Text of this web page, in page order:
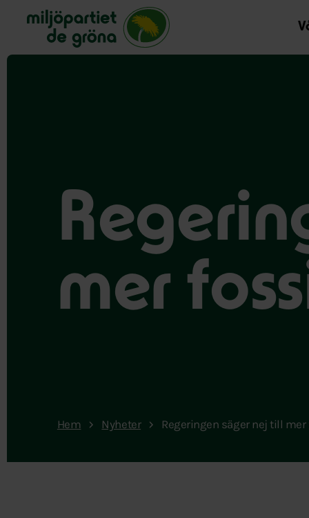
Miljöpartiet de gröna, startsida
mer
Hem Nyheter Regeringen säger nej till